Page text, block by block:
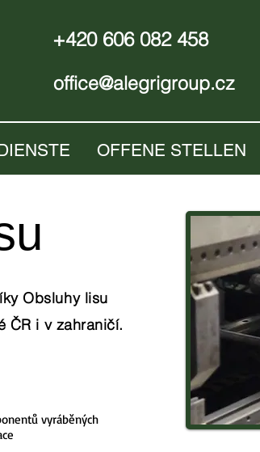
+420 606 082 458
office@alegrigroup.cz
OFFENE STELLEN
Obsluhy lisu
ČR i v zahraničí.
vyráběných